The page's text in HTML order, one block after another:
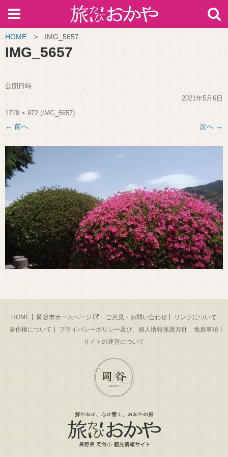
HOME > IMG_5657
IMG_5657
公開日時:
2021年5月6日
1728 × 972 ( IMG_5657)
← 前へ 次へ →
HOME 岡谷市ホームページ ご意見・お問い合わせ
リンクについて
著作権について
プライバシーポリシー及び、個人情報保護方針
免責事項
サイトの運営について